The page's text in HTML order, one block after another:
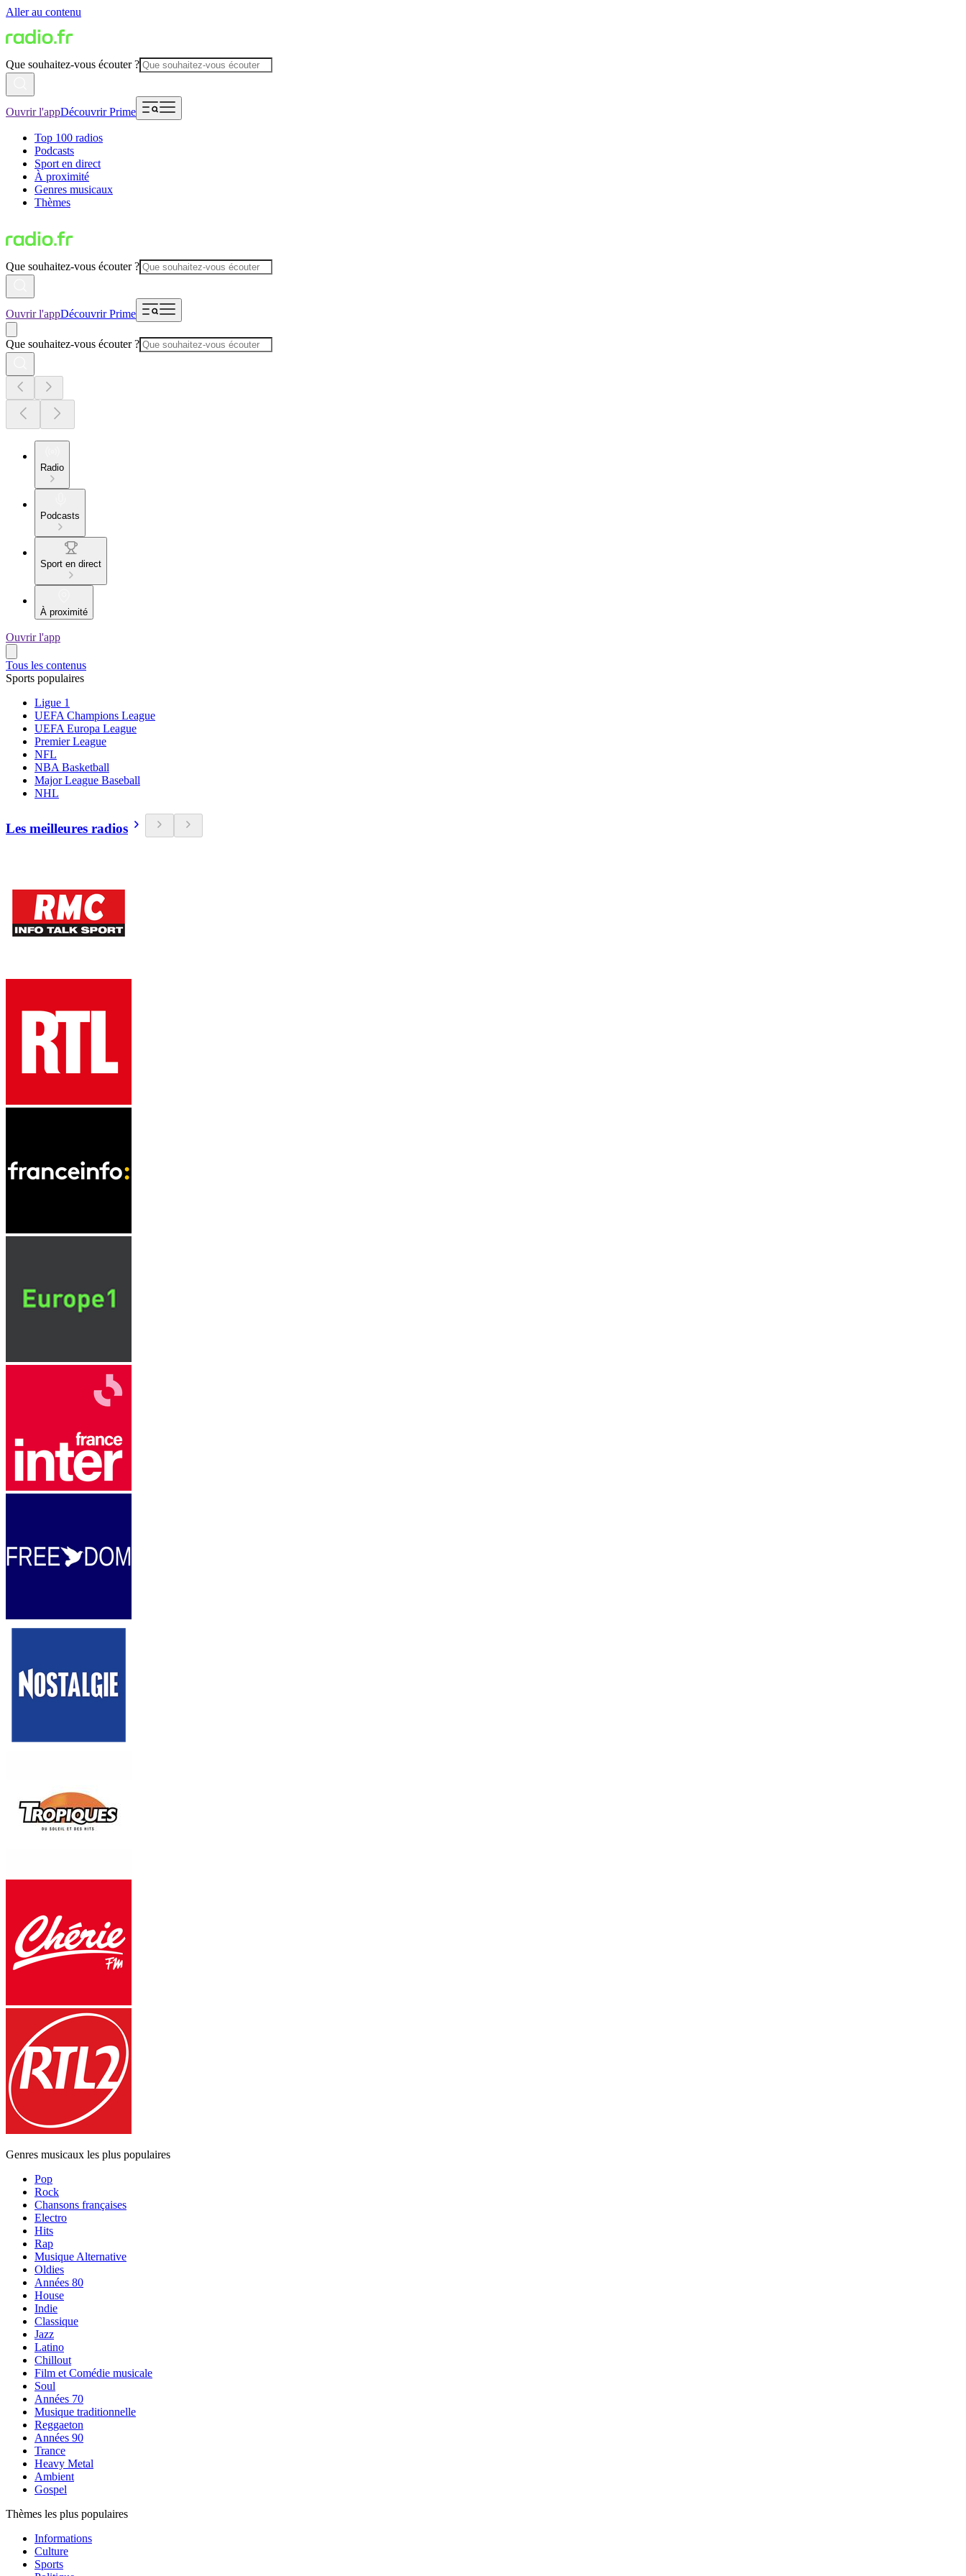
Aller au contenu
Que souhaitez-vous écouter ?
Ouvrir l'appDécouvrir Prime
Top 100 radios
Podcasts
Sport en direct
À proximité
Genres musicaux
Thèmes
Que souhaitez-vous écouter ?
Ouvrir l'appDécouvrir Prime
Que souhaitez-vous écouter ?
Radio
Podcasts
Sport en direct
À proximité
Ouvrir l'app
Tous les contenus
Sports populaires
Ligue 1
UEFA Champions League
UEFA Europa League
Premier League
NFL
NBA Basketball
Major League Baseball
NHL
Les meilleures radios
Genres musicaux les plus populaires
Pop
Rock
Chansons françaises
Electro
Hits
Rap
Musique Alternative
Oldies
Années 80
House
Indie
Classique
Jazz
Latino
Chillout
Film et Comédie musicale
Soul
Années 70
Musique traditionnelle
Reggaeton
Années 90
Trance
Heavy Metal
Ambient
Gospel
Thèmes les plus populaires
Informations
Culture
Sports